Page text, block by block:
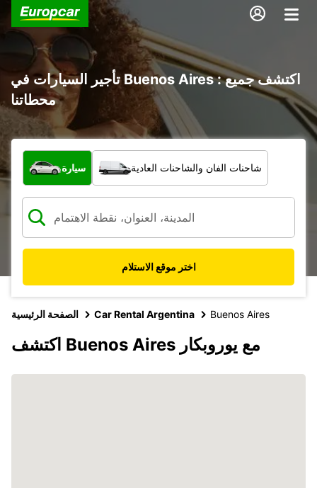
تأجير السيارات في Buenos Aires : اكتشف جميع
محطاتنا
ما نوع المركبة؟
سيارة شاحنات الفان والشاحنات العادية
اختر موقع الاستلام
الصفحة الرئيسية Car Rental Argentina Buenos Aires
اكتشف Buenos Aires مع يوروبكار